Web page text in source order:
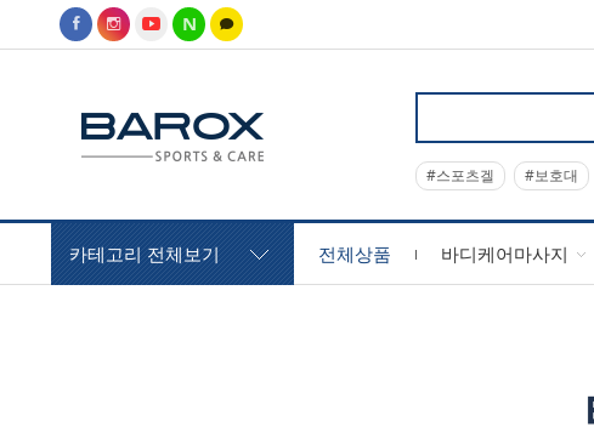
#스포츠겔 #보호대
카테고리 전체보기 전체상품 바디케어마사지